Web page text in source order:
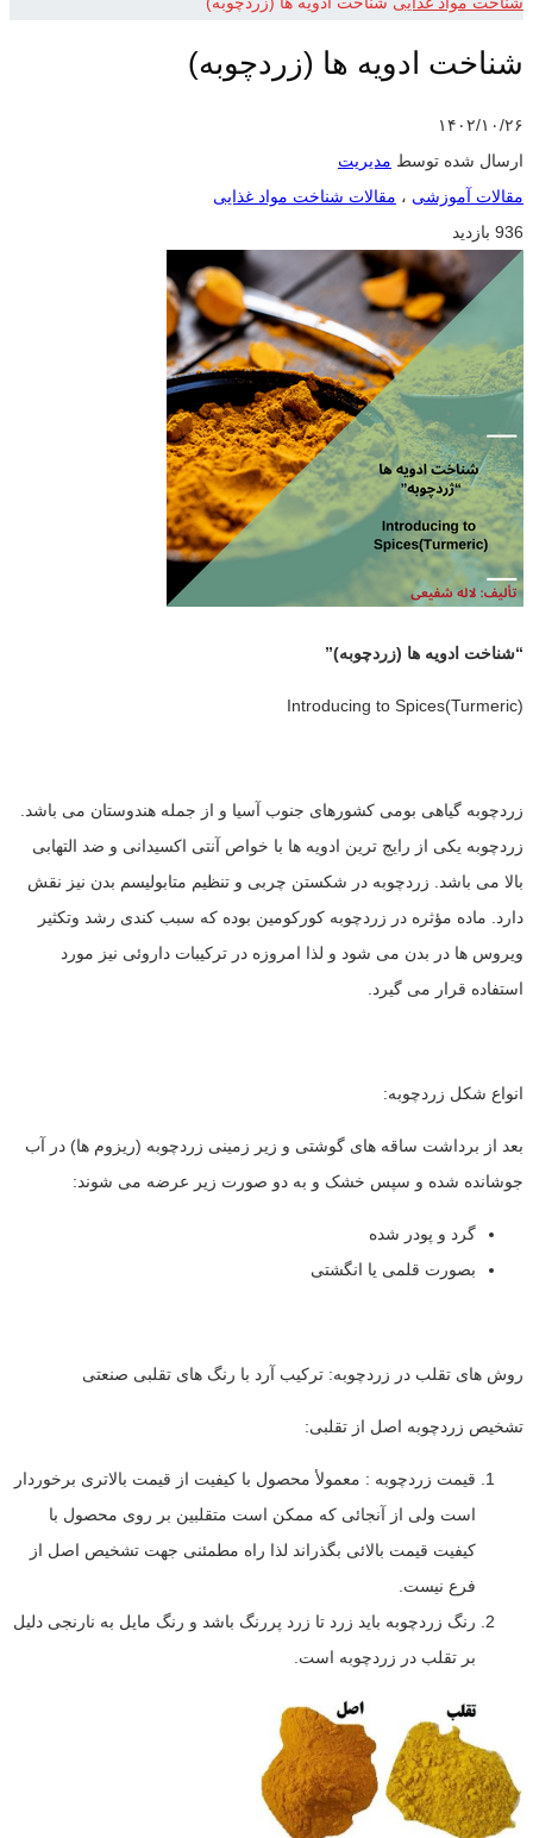
شناخت ادویه ها (زردچوبه)
۱۴۰۲/۱۰/۲۶
ارسال شده توسط مدیریت
مقالات آموزشی ، مقالات شناخت مواد غذایی
936 بازدید
“شناخت ادویه ها (زردچوبه)”
Introducing to Spices(Turmeric)
زردچوبه گیاهی بومی کشورهای جنوب آسیا و از جمله هندوستان می باشد.
زردچوبه یکی از رایج ترین ادویه ها با خواص آنتی اکسیدانی و ضد التهابی
بالا می باشد. زردچوبه در شکستن چربی و تنظیم متابولیسم بدن نیز نقش
دارد. ماده مؤثره در زردچوبه کورکومین بوده که سبب کندی رشد وتکثیر
ویروس ها در بدن می شود و لذا امروزه در ترکیبات داروئی نیز مورد
استفاده قرار می گیرد.
انواع شکل زردچوبه:
بعد از برداشت ساقه های گوشتی و زیر زمینی زردچوبه (ریزوم ها) در آب
جوشانده شده و سپس خشک و به دو صورت زیر عرضه می شوند:
گرد و پودر شده
بصورت قلمی یا انگشتی
روش های تقلب در زردچوبه: ترکیب آرد با رنگ های تقلبی صنعتی
تشخیص زردچوبه اصل از تقلبی:
قیمت زردچوبه : معمولأ محصول با کیفیت از قیمت بالاتری برخوردار
است ولی از آنجائی که ممکن است متقلبین بر روی محصول با
کیفیت قیمت بالائی بگذراند لذا راه مطمئنی جهت تشخیص اصل از
فرع نیست.
رنگ زردچوبه باید زرد تا زرد پررنگ باشد و رنگ مایل به نارنجی دلیل
بر تقلب در زردچوبه است.